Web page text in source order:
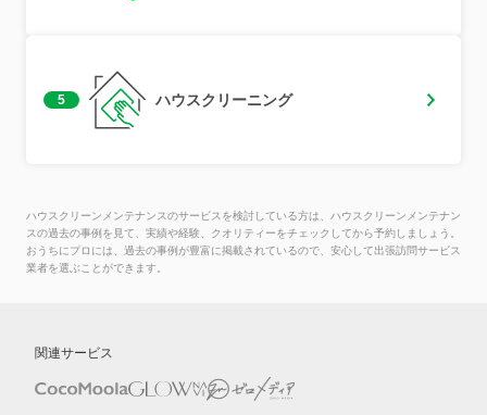
5 ハウスクリーニング
ハウスクリーンメンテナンスのサービスを検討している方は、ハウスクリーンメンテナン
スの過去の事例を見て、実績や経験、クオリティーをチェックしてから予約しましょう。
おうちにプロには、過去の事例が豊富に掲載されているので、安心して出張訪問サービス
業者を選ぶことができます。
関連サービス